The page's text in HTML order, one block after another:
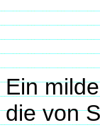
Ein
die von